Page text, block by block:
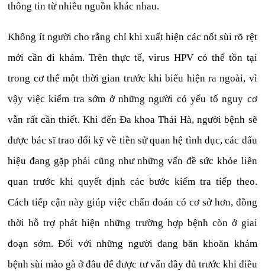
thông tin từ nhiều nguồn khác nhau.
Không ít người cho rằng chỉ khi xuất hiện các nốt sùi rõ rệt
mới cần đi khám. Trên thực tế, virus HPV có thể tồn tại
trong cơ thể một thời gian trước khi biểu hiện ra ngoài, vì
vậy việc kiểm tra sớm ở những người có yếu tố nguy cơ
vẫn rất cần thiết. Khi đến Đa khoa Thái Hà, người bệnh sẽ
được bác sĩ trao đổi kỹ về tiền sử quan hệ tình dục, các dấu
hiệu đang gặp phải cũng như những vấn đề sức khỏe liên
quan trước khi quyết định các bước kiểm tra tiếp theo.
Cách tiếp cận này giúp việc chẩn đoán có cơ sở hơn, đồng
thời hỗ trợ phát hiện những trường hợp bệnh còn ở giai
đoạn sớm. Đối với những người đang băn khoăn khám
bệnh sùi mào gà ở đâu để được tư vấn đầy đủ trước khi điều